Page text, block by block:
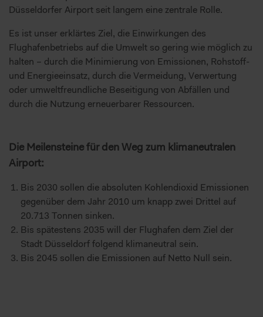
Düsseldorfer Airport seit langem eine zentrale Rolle.
Es ist unser erklärtes Ziel, die Einwirkungen des
Flughafenbetriebs auf die Umwelt so gering wie möglich zu
halten – durch die Minimierung von Emissionen, Rohstoff-
und Energieeinsatz, durch die Vermeidung, Verwertung
oder umweltfreundliche Beseitigung von Abfällen und
durch die Nutzung erneuerbarer Ressourcen.
Die Meilensteine für den Weg zum klimaneutralen
Airport:
Bis 2030 sollen die absoluten Kohlendioxid Emissionen
gegenüber dem Jahr 2010 um knapp zwei Drittel auf
20.713 Tonnen sinken.
Bis spätestens 2035 will der Flughafen dem Ziel der
Stadt Düsseldorf folgend klimaneutral sein.
Bis 2045 sollen die Emissionen auf Netto Null sein.